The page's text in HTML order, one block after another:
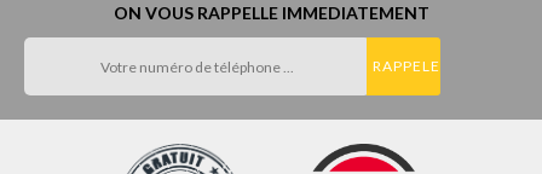
ON VOUS RAPPELLE IMMEDIATEMENT